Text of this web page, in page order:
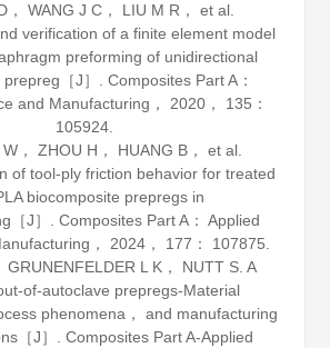
， WANG J C， LIU M R， et al.
verification of a finite element model
preforming of unidirectional
［J］. Composites Part A：
and Manufacturing ， 2020， 135 ：
105924.
， ZHOU H， HUANG B， et al.
of tool-ply friction behavior for treated
biocomposite prepregs in
［J］.Composites Part A： Applied
， 2024 ， 177 ： 107875.
GRUNENFELDER L K， NUTT S. A
of-autoclave prepregs-Material
phenomena， and manufacturing
［J］. Composites Part A-Applied